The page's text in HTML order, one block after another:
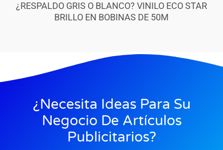
¿RESPALDO GRIS O BLANCO? VINILO ECO STAR
BRILLO EN BOBINAS DE 50M
¿Necesita Ideas Para Su
Negocio De Artículos
Publicitarios?